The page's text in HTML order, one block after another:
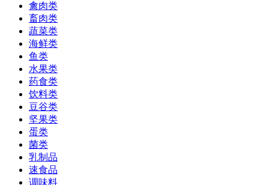
禽肉类
畜肉类
蔬菜类
海鲜类
鱼类
水果类
药食类
饮料类
豆谷类
坚果类
蛋类
菌类
乳制品
速食品
调味料